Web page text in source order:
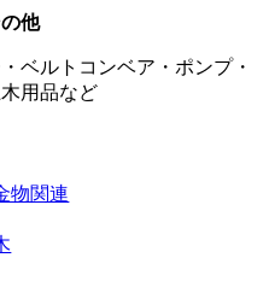
他
ベルトコンベア・ポンプ・
用品など
物関連